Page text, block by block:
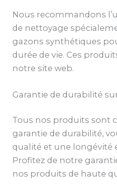
Nous recommandons
de nettoyage
gazons synthétiques
durée de vie. Ces
notre site web.
Garantie de durabilité
Tous nos produits sont
garantie de durabilité,
qualité et une longévité
Profitez de notre
nos produits de haute